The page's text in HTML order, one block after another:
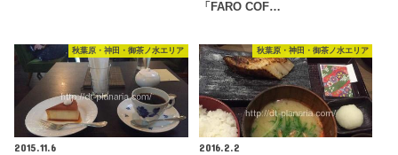
「FARO COF…
秋葉原・神田・御茶ノ水エリア
2015.11.6
秋葉原・神田・御茶ノ水エリア
2016.2.2